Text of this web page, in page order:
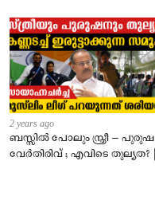
2 years ago
ബസ്സിൽ പോലും സ്ത്രീ – പുരുഷ
വേർതിരിവ് ; എവിടെ തുല്യത? |